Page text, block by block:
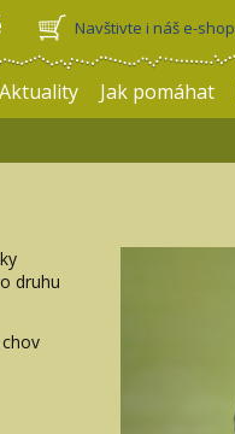
Navštivte i náš e-shop
Aktuality Jak pomáhat
druhu